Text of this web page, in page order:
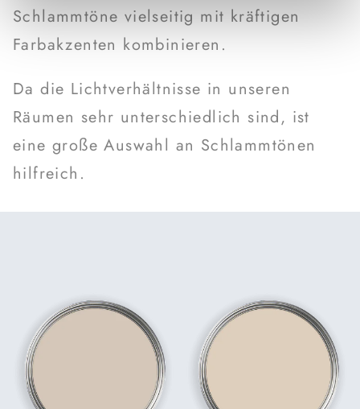
Schlammtöne vielseitig mit kräftigen
Farbakzenten kombinieren.
Da die Lichtverhältnisse in unseren
Räumen sehr unterschiedlich sind, ist
eine große Auswahl an Schlammtönen
hilfreich.